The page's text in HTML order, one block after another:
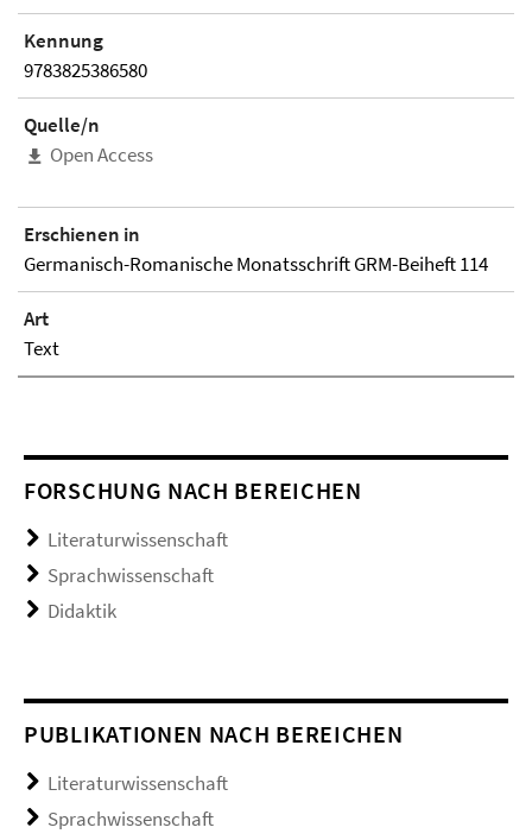
Kennung
9783825386580
Quelle/n
Open Access
Erschienen in
Germanisch-Romanische Monatsschrift GRM-Beiheft 114
Art
Text
FORSCHUNG NACH BEREICHEN
Literaturwissenschaft
Sprachwissenschaft
Didaktik
PUBLIKATIONEN NACH BEREICHEN
Literaturwissenschaft
Sprachwissenschaft